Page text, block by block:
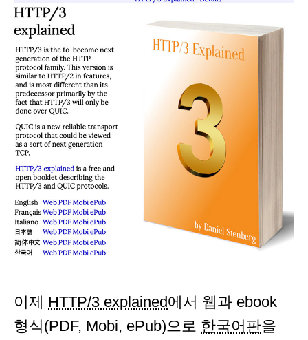
이제 HTTP/3 explained에서 웹과 ebook
형식(PDF, Mobi, ePub)으로 한국어판을